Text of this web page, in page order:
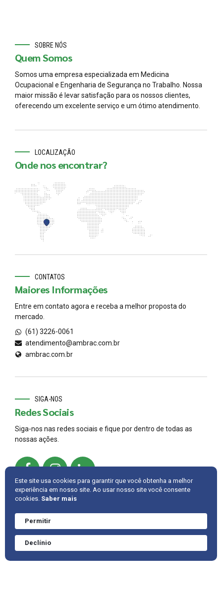
SOBRE NÓS
Quem Somos
Somos uma empresa especializada em Medicina
Ocupacional e Engenharia de Segurança no Trabalho. Nossa
maior missão é levar satisfação para os nossos clientes,
oferecendo um excelente serviço e um ótimo atendimento.
LOCALIZAÇÃO
Onde nos encontrar?
CONTATOS
Maiores Informações
Entre em contato agora e receba a melhor proposta do
mercado.
(61) 3226-0061
atendimento@ambrac.com.br
ambrac.com.br
SIGA-NOS
Redes Sociais
Siga-nos nas redes sociais e fique por dentro de todas as
nossas ações.
INTRANET
Este site usa cookies para garantir que você obtenha a melhor
experiência em nosso site. Ao usar nosso site você consente
cookies. Saber mais
Permitir
Declínio
Precisa de ajuda?
Converve agora